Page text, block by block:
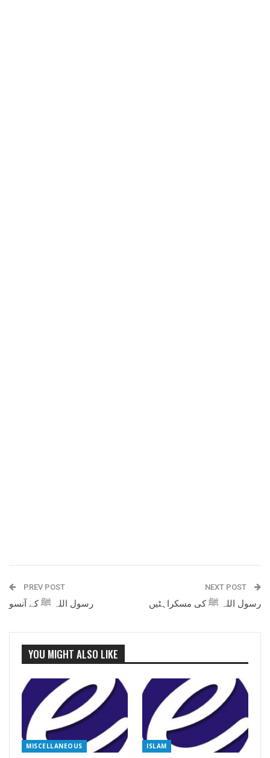
PREV POST
رسول اللہ ﷺ کے آنسو
NEXT POST
رسول اللہ ﷺ کی مسکراہٹیں
YOU MIGHT ALSO LIKE
MISCELLANEOUS ISLAM